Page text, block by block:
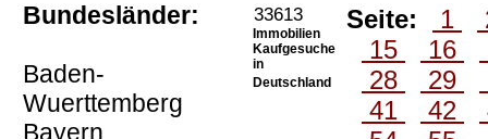
Bundesländer:
Baden-
Wuerttemberg
Bayern
33613
Immobilien
Kaufgesuche
in
Deutschland
Seite: 1
15
16
28
29
41
42